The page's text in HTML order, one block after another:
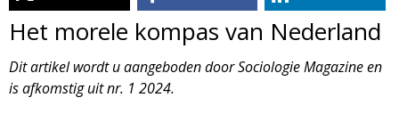
g
i
e
Het morele kompas van Nederland
Dit artikel wordt u aangeboden door Sociologie Magazine en
is afkomstig uit nr. 1 2024.